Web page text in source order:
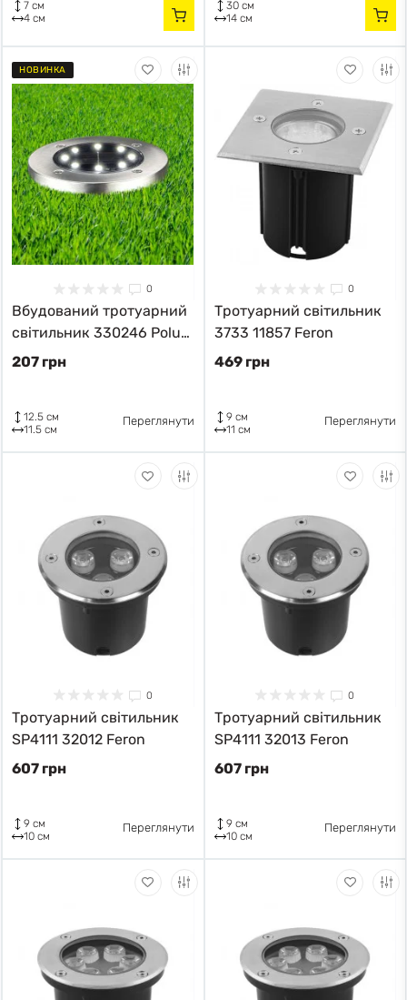
7 см
4 см
30 см
14 см
НОВИНКА
0
Вбудований тротуарний
світильник 330246 Polux
чорний 330246
207 грн
12.5 см
11.5 см
Переглянути
0
Тротуарний світильник
3733 11857 Feron
469 грн
9 см
11 см
Переглянути
0
Тротуарний світильник
SP4111 32012 Feron
607 грн
9 см
10 см
Переглянути
0
Тротуарний світильник
SP4111 32013 Feron
607 грн
9 см
10 см
Переглянути